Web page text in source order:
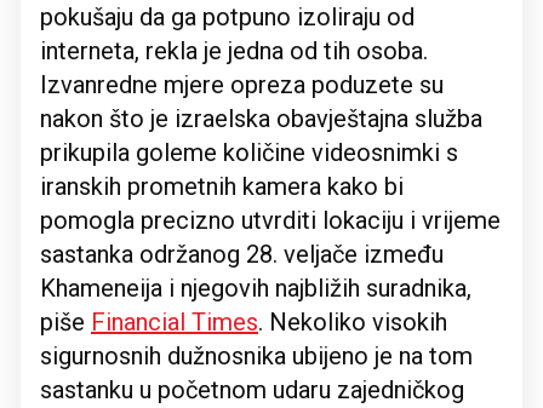
pokušaju da ga potpuno izoliraju od
interneta, rekla je jedna od tih osoba.
Izvanredne mjere opreza poduzete su
nakon što je izraelska obavještajna služba
prikupila goleme količine videosnimki s
iranskih prometnih kamera kako bi
pomogla precizno utvrditi lokaciju i vrijeme
sastanka održanog 28. veljače između
Khameneija i njegovih najbližih suradnika,
piše Financial Times. Nekoliko visokih
sigurnosnih dužnosnika ubijeno je na tom
sastanku u početnom udaru zajedničkog